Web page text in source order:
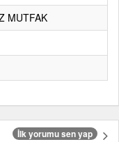
MUTFAK
İlk yorumu sen yap